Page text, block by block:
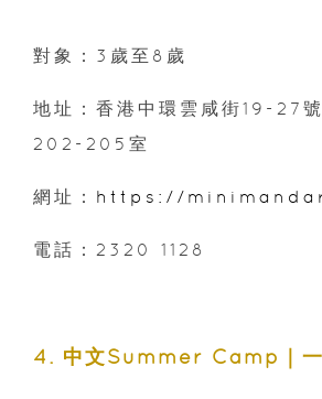
對象：3歲至8歲
地址：香港中環雲咸街19-27
202-205室
網址： https://
電話：2320 1128
4. 中文Summer Camp｜